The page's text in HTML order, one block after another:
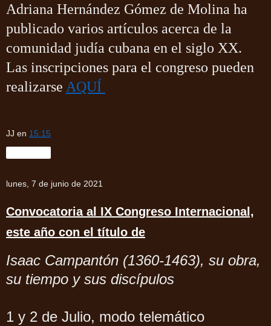
Adriana Hernández Gómez de Molina ha
publicado varios artículos acerca de la
comunidad judía cubana en el siglo XX.
Las inscripciones para el congreso pueden
realizarse AQUÍ
JJ en 15:15
lunes, 7 de junio de 2021
Convocatoria al IX Congreso Internacional,
este año con el título de
Isaac Campantón (1360-1463), su obra,
su tiempo y sus discípulos
1 y 2 de Julio, modo telemático